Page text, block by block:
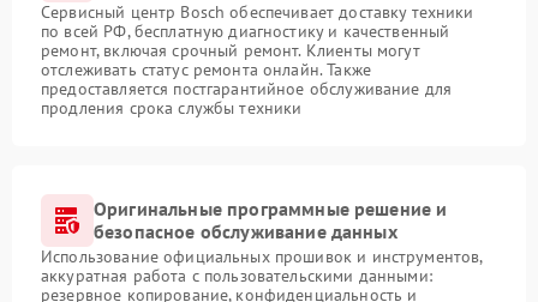
Сервисный центр Bosch обеспечивает доставку техники
по всей РФ, бесплатную диагностику и качественный
ремонт, включая срочный ремонт. Клиенты могут
отслеживать статус ремонта онлайн. Также
предоставляется постгарантийное обслуживание для
продления срока службы техники
Оригинальные программные решение и
безопасное обслуживание данных
Использование официальных прошивок и инструментов,
аккуратная работа с пользовательскими данными:
резервное копирование, конфиденциальность и